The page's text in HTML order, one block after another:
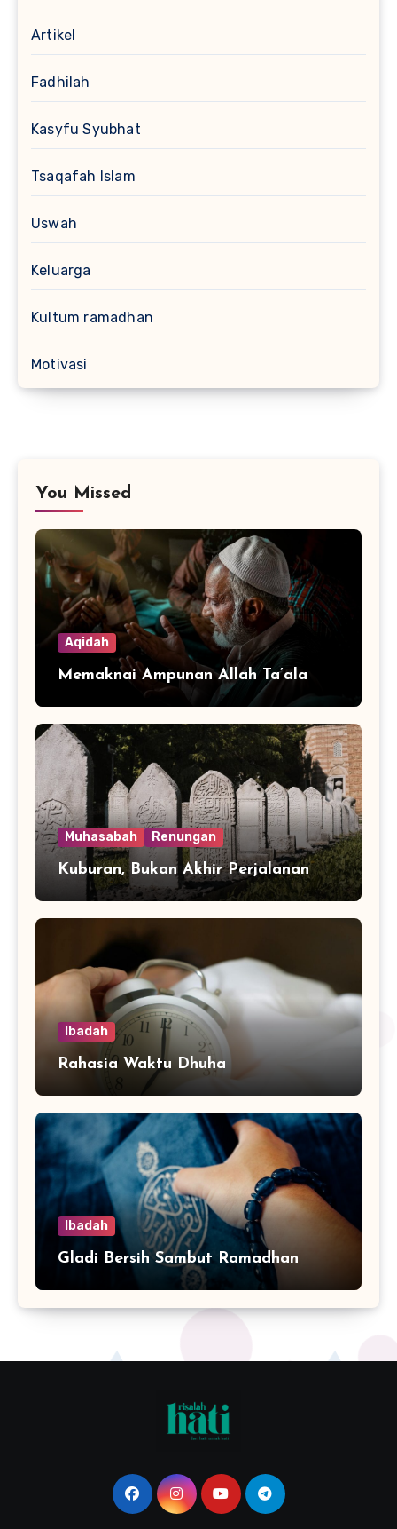
Artikel
Fadhilah
Kasyfu Syubhat
Tsaqafah Islam
Uswah
Keluarga
Kultum ramadhan
Motivasi
You Missed
Aqidah
Memaknai Ampunan Allah Ta’ala
Muhasabah Renungan
Kuburan, Bukan Akhir Perjalanan
Ibadah
Rahasia Waktu Dhuha
Ibadah
Gladi Bersih Sambut Ramadhan